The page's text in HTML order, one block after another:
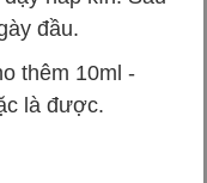
đầu.
thêm 10ml -
là được.